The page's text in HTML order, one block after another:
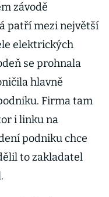
závodě
patří mezi největší
elektrických
se prohnala
hlavně
Firma tam
i linku na
podniku chce
to zakladatel